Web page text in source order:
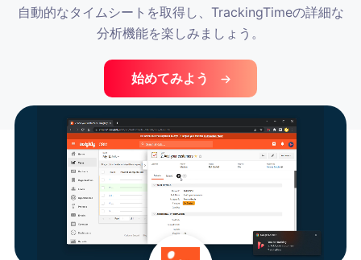
自動的なタイムシートを取得し、TrackingTimeの詳細な
分析機能を楽しみましょう。
始めてみよう